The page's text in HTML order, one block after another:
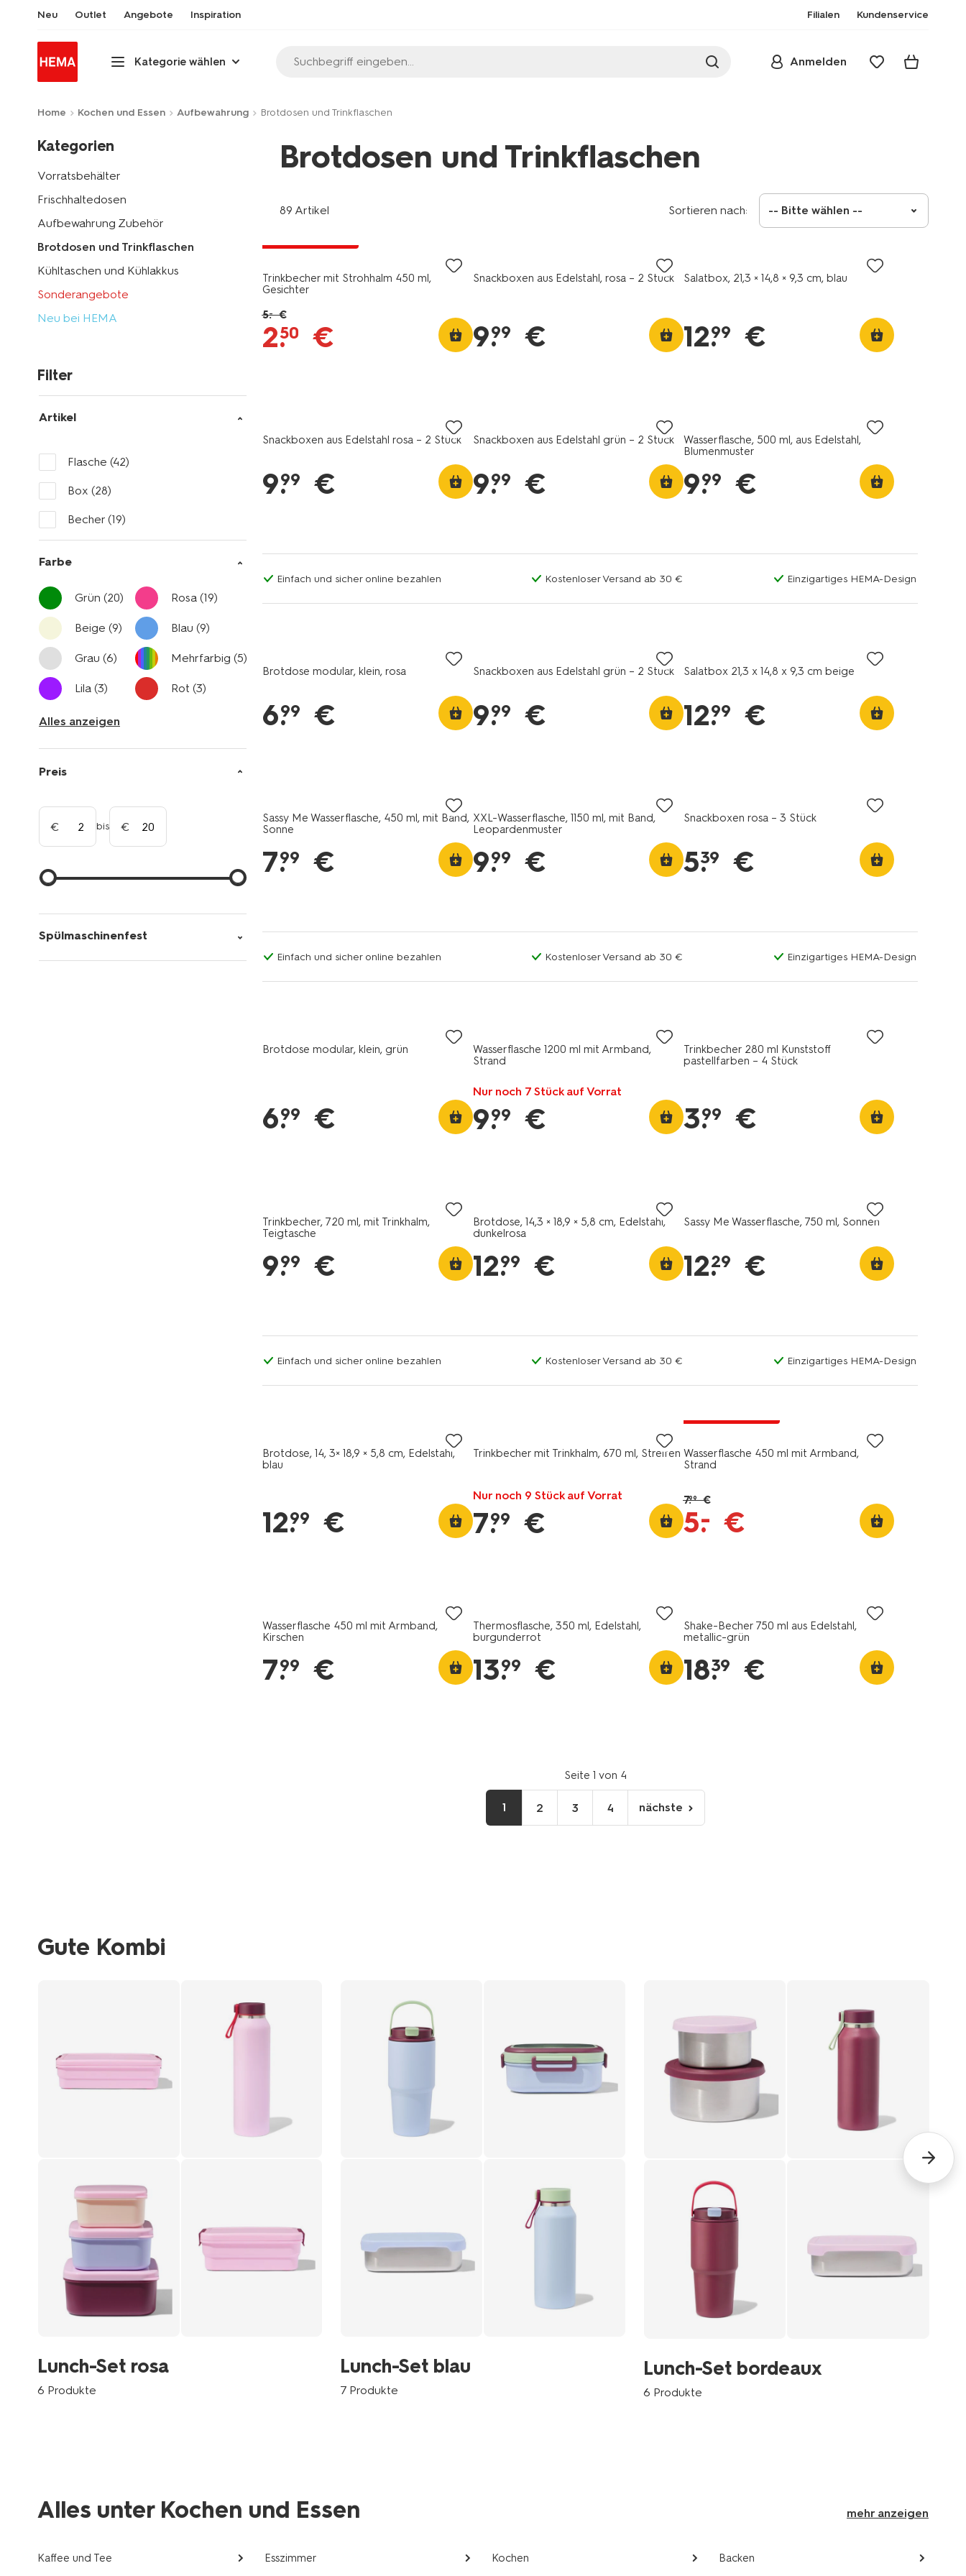
Neu Outlet Angebote Inspiration Filialen Kundenservice
Kategorie wählen Suchbegriff eingeben... Anmelden
Home Kochen und Essen Aufbewahrung Brotdosen und Trinkflaschen
Kategorien
Vorratsbehälter
Frischhaltedosen
Aufbewahrung Zubehör
Brotdosen und Trinkflaschen
Kühltaschen und Kühlakkus
Sonderangebote
Neu bei HEMA
Filter
Artikel
Flasche (42)
Box (28)
Becher (19)
Farbe
Grün (20) Rosa(19)
Beige (9) Blau(9)
Grau (6) Mehrfarbig(5)
Lila (3) Rot(3)
Alles anzeigen
Preis
bis
Spülmaschinenfest
Brotdosen und Trinkflaschen
89 Artikel Sortieren nach: -- Bitte wählen --
Trinkbecher mit Strohhalm 450 ml,
Gesichter
5.– €
2.
50 €
Snackboxen aus Edelstahl, rosa – 2 Stück
9.
99 €
Salatbox, 21,3 × 14,8 × 9,3 cm, blau
12.
99 €
Snackboxen aus Edelstahl rosa – 2 Stück
9.
99 €
Snackboxen aus Edelstahl grün – 2 Stück
9.
99 €
Wasserflasche, 500 ml, aus Edelstahl,
Blumenmuster
9.
99 €
Einfach und sicher online bezahlen Kostenloser Versand ab 30 € Einzigartiges HEMA-Design
Brotdose modular, klein, rosa
6.
99 €
Snackboxen aus Edelstahl grün – 2 Stück
9.
99 €
Salatbox 21,3 x 14,8 x 9,3 cm beige
12.
99 €
Sassy Me Wasserflasche, 450 ml, mit Band,
Sonne
7.
99 €
XXL-Wasserflasche, 1150 ml, mit Band,
Leopardenmuster
9.
99 €
Snackboxen rosa – 3 Stück
5.
39 €
Einfach und sicher online bezahlen Kostenloser Versand ab 30 € Einzigartiges HEMA-Design
Brotdose modular, klein, grün
6.
99 €
Wasserflasche 1200 ml mit Armband,
Strand
Nur noch 7 Stück auf Vorrat
9.
99 €
Trinkbecher 280 ml Kunststoff
pastellfarben – 4 Stück
3.
99 €
Trinkbecher, 720 ml, mit Trinkhalm,
Teigtasche
9.
99 €
Brotdose, 14,3 × 18,9 × 5,8 cm, Edelstahl,
dunkelrosa
12.
99 €
Sassy Me Wasserflasche, 750 ml, Sonnen
12.
29 €
Einfach und sicher online bezahlen Kostenloser Versand ab 30 € Einzigartiges HEMA-Design
Brotdose, 14, 3× 18,9 × 5,8 cm, Edelstahl,
blau
12.
99 €
Trinkbecher mit Trinkhalm, 670 ml, Streifen
Nur noch 9 Stück auf Vorrat
7.
99 €
Wasserflasche 450 ml mit Armband,
Strand
7.99 €
5.
– €
Wasserflasche 450 ml mit Armband,
Kirschen
7.
99 €
Thermosflasche, 350 ml, Edelstahl,
burgunderrot
13.
99 €
Shake-Becher 750 ml aus Edelstahl,
metallic-grün
18.
39 €
Seite 1 von 4
1 2 3 4
nächste
Seite
nächste
Gute Kombi
Lunch-Set rosa
6 Produkte
Lunch-Set blau
7 Produkte
Lunch-Set bordeaux
6 Produkte
Alles unter Kochen und Essen mehr anzeigen
Kaffee und Tee Esszimmer Kochen Backen